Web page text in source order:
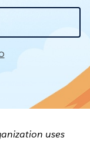
uses